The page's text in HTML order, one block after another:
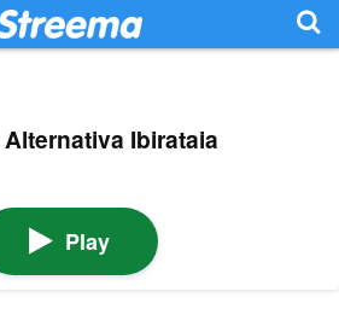
Ibirataia
Play